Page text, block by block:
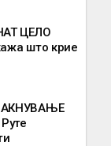
ЦЕЛО
што крие